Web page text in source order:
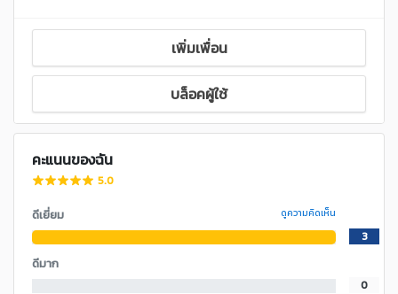
เพิ่มเพื่อน
บล็อคผู้ใช้
คะแนนของฉัน
5.0
ดีเยี่ยม ดูความคิดเห็น
3
ดีมาก
0